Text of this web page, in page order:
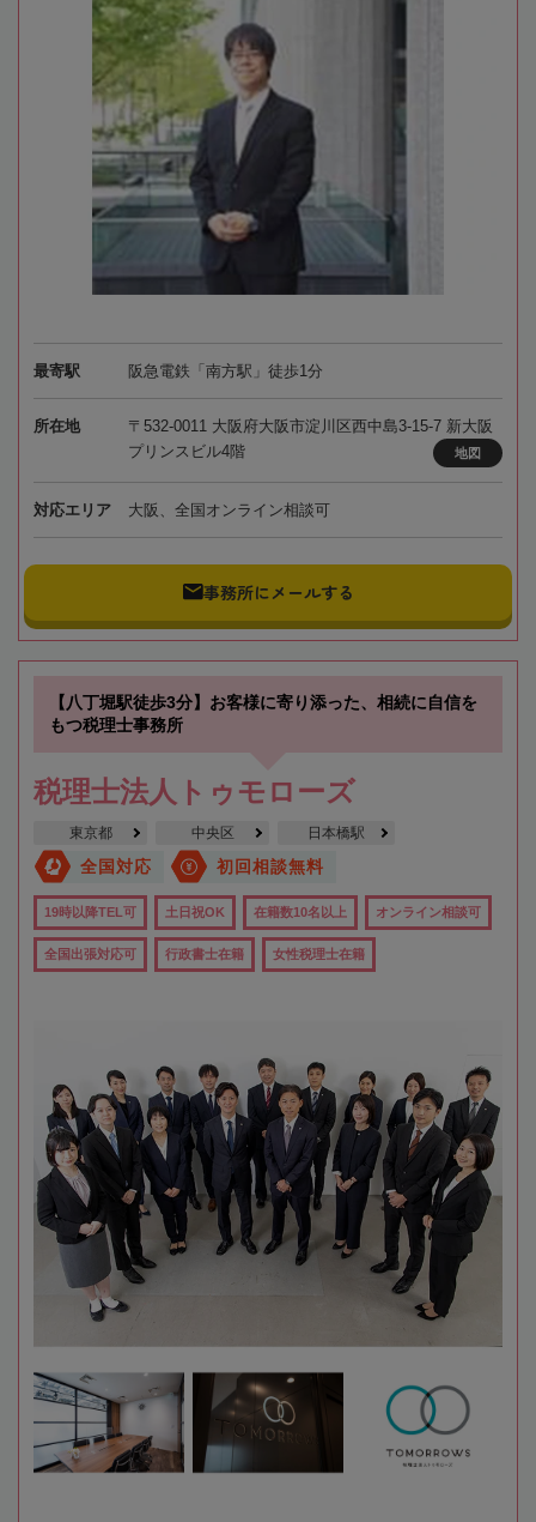
最寄駅 阪急電鉄「南方駅」徒歩1分
所在地
〒532-0011 大阪府大阪市淀川区西中島3-15-7 新大阪
プリンスビル4階
地図
対応エリア 大阪、全国オンライン相談可
事務所にメールする
【八丁堀駅徒歩3分】お客様に寄り添った、相続に自信を
もつ税理士事務所
税理士法人トゥモローズ
東京都 中央区 日本橋駅
全国対応 初回相談無料
19時以降TEL可 土日祝OK 在籍数10名以上 オンライン相談可
全国出張対応可 行政書士在籍 女性税理士在籍